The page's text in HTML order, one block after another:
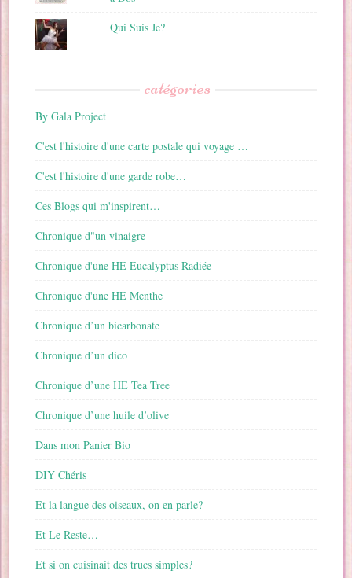
Qui Suis Je?
catégories
By Gala Project
C'est l'histoire d'une carte postale qui voyage …
C'est l'histoire d'une garde robe…
Ces Blogs qui m'inspirent…
Chronique d"un vinaigre
Chronique d'une HE Eucalyptus Radiée
Chronique d'une HE Menthe
Chronique d’un bicarbonate
Chronique d’un dico
Chronique d’une HE Tea Tree
Chronique d’une huile d’olive
Dans mon Panier Bio
DIY Chéris
Et la langue des oiseaux, on en parle?
Et Le Reste…
Et si on cuisinait des trucs simples?